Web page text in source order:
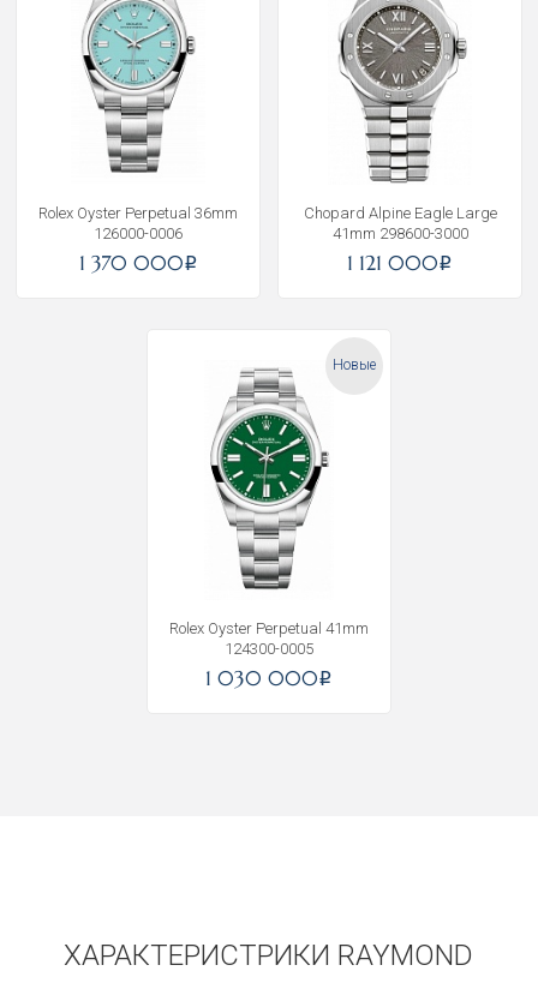
Rolex Oyster Perpetual 36mm
126000-0006
1 370 000i
Chopard Alpine Eagle Large
41mm 298600-3000
1 121 000i
Новые
Rolex Oyster Perpetual 41mm
124300-0005
1 030 000i
ХАРАКТЕРИСТРИКИ RAYMOND
Получать на почту